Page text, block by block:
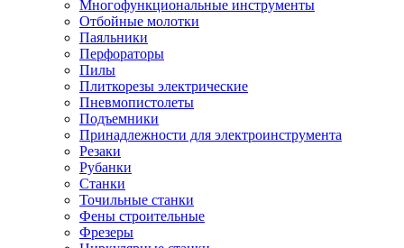
Многофункциональные инструменты
Отбойные молотки
Паяльники
Перфораторы
Пилы
Плиткорезы электрические
Пневмопистолеты
Подъемники
Принадлежности для электроинструмента
Резаки
Рубанки
Станки
Точильные станки
Фены строительные
Фрезеры